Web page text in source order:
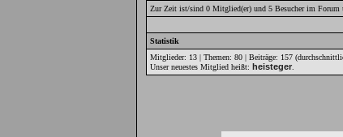
Zur Zeit ist/sind 0 Mitglied(er) und 5 Besucher im Forum
Statistik
Mitglieder: 13 | Themen: 80 | Beiträge: 157
Unser neuestes Mitglied heißt: heisteger.